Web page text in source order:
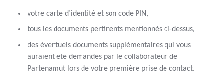
votre carte d’identité et son code PIN,
tous les documents pertinents mentionnés ci-dessus,
des éventuels documents supplémentaires qui vous
auraient été demandés par le collaborateur de
Partenamut lors de votre première prise de contact.